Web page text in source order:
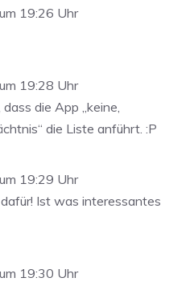
19:26 Uhr
19:28 Uhr
die App „keine,
die Liste anführt. :P
19:29 Uhr
Ist was interessantes
19:30 Uhr